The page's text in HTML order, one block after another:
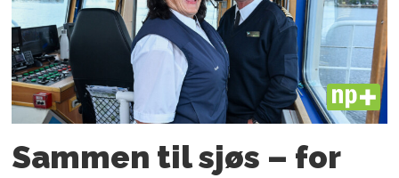
PLUS
Sammen til sjøs – for